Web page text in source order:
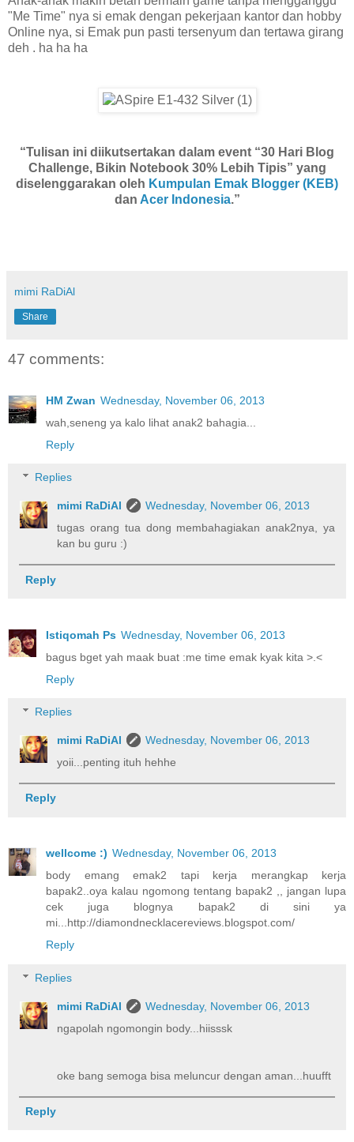
"Me Time" nya si emak dengan pekerjaan kantor dan hobby
Online nya, si Emak pun pasti tersenyum dan tertawa girang
deh . ha ha ha
“Tulisan ini diikutsertakan dalam event “30 Hari Blog
Challenge, Bikin Notebook 30% Lebih Tipis” yang
diselenggarakan oleh Kumpulan Emak Blogger (KEB)
dan Acer Indonesia.”
mimi RaDiAl
Share
47 comments:
HM Zwan Wednesday, November 06, 2013
wah,seneng ya kalo lihat anak2 bahagia...
Reply
Replies
mimi RaDiAl
Wednesday, November 06, 2013
tugas orang tua dong membahagiakan anak2nya, ya
kan bu guru :)
Reply
Istiqomah Ps Wednesday, November 06, 2013
bagus bget yah maak buat :me time emak kyak kita >.<
Reply
Replies
mimi RaDiAl
Wednesday, November 06, 2013
yoii...penting ituh hehhe
Reply
wellcome :) Wednesday, November 06, 2013
body emang emak2 tapi kerja merangkap kerja
bapak2..oya kalau ngomong tentang bapak2 ,, jangan lupa
cek juga blognya bapak2 di sini ya
mi...http://diamondnecklacereviews.blogspot.com/
Reply
Replies
mimi RaDiAl
Wednesday, November 06, 2013
ngapolah ngomongin body...hiisssk
oke bang semoga bisa meluncur dengan aman...huufft
Reply